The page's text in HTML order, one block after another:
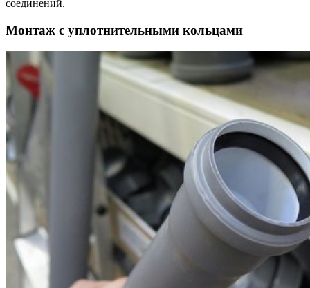
соединений.
Монтаж с уплотнительными кольцами